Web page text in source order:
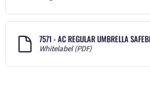
7571 - AC REGULAR UMBRELLA
Whitelabel (PDF)